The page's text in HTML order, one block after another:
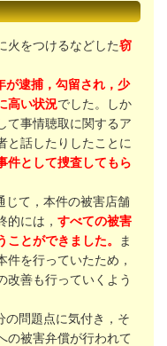
火をつけるなどした窃
が逮捕，勾留され，少
高い状況でした。しか
て事情聴取に関するア
と話したりしたことに
件として捜査してもら
じて，本件の被害店舗
的には， すべての被害
とができました。
ま
を行っていたため，
改善も行っていくよう
の問題点に気付き，そ
の被害弁償が行われて